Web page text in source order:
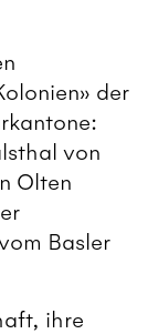
der
von
Olten
Basler
ihre